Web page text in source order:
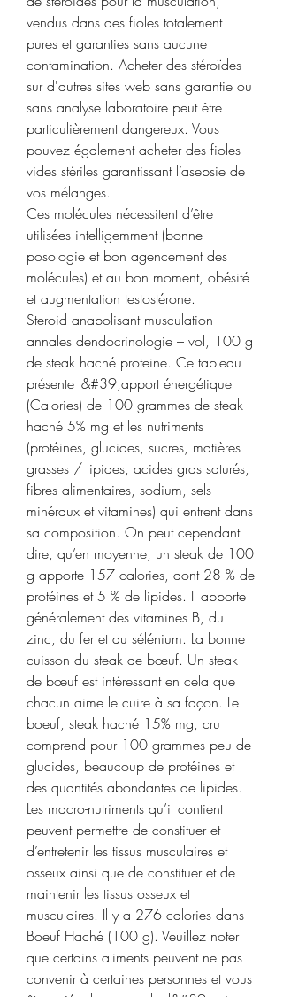
vendus dans des fioles totalement
pures et garanties sans aucune
contamination. Acheter des stéroïdes
sur d'autres sites web sans garantie ou
sans analyse laboratoire peut être
particulièrement dangereux. Vous
pouvez également acheter des fioles
vides stériles garantissant l’asepsie de
vos mélanges.
Ces molécules nécessitent d’être
utilisées intelligemment (bonne
posologie et bon agencement des
molécules) et au bon moment, obésité
et augmentation testostérone.
Steroid anabolisant musculation
annales dendocrinologie – vol, 100 g
de steak haché proteine. Ce tableau
présente l&#39;apport énergétique
(Calories) de 100 grammes de steak
haché 5% mg et les nutriments
(protéines, glucides, sucres, matières
grasses / lipides, acides gras saturés,
fibres alimentaires, sodium, sels
minéraux et vitamines) qui entrent dans
sa composition. On peut cependant
dire, qu’en moyenne, un steak de 100
g apporte 157 calories, dont 28 % de
protéines et 5 % de lipides. Il apporte
généralement des vitamines B, du
zinc, du fer et du sélénium. La bonne
cuisson du steak de bœuf. Un steak
de bœuf est intéressant en cela que
chacun aime le cuire à sa façon. Le
boeuf, steak haché 15% mg, cru
comprend pour 100 grammes peu de
glucides, beaucoup de protéines et
des quantités abondantes de lipides.
Les macro-nutriments qu’il contient
peuvent permettre de constituer et
d’entretenir les tissus musculaires et
osseux ainsi que de constituer et de
maintenir les tissus osseux et
musculaires. Il y a 276 calories dans
Boeuf Haché (100 g). Veuillez noter
que certains aliments peuvent ne pas
convenir à certaines personnes et vous